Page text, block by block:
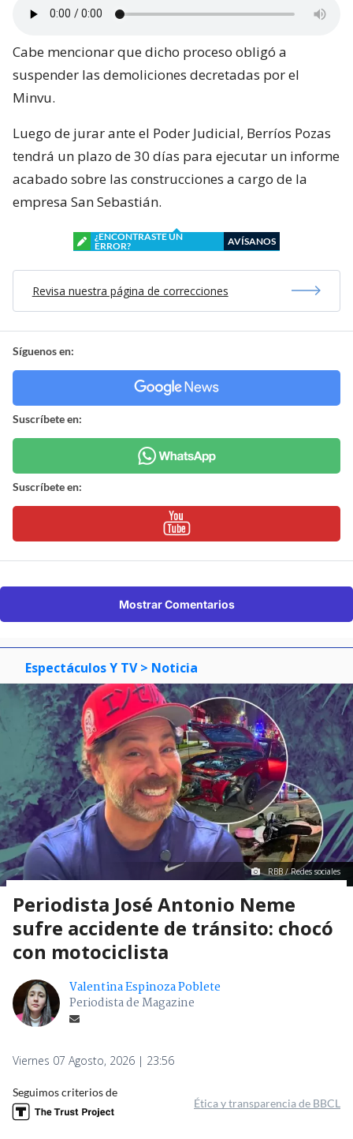
Cabe mencionar que dicho proceso obligó a
suspender las demoliciones decretadas por el
Minvu.
Luego de jurar ante el Poder Judicial, Berríos Pozas
tendrá un plazo de 30 días para ejecutar un informe
acabado sobre las construcciones a cargo de la
empresa San Sebastián.
¿ENCONTRASTE UN
ERROR?
AVÍSANOS
Revisa nuestra página de correcciones
Síguenos en:
Suscríbete en:
Suscríbete en:
Mostrar Comentarios
Espectáculos Y TV > Noticia
RBB / Redes sociales
Periodista José Antonio Neme
sufre accidente de tránsito: chocó
con motociclista
Valentina Espinoza Poblete
Periodista de Magazine
Viernes 07 Agosto, 2026 | 23:56
Seguimos criterios de
Ética y transparencia de BBCL